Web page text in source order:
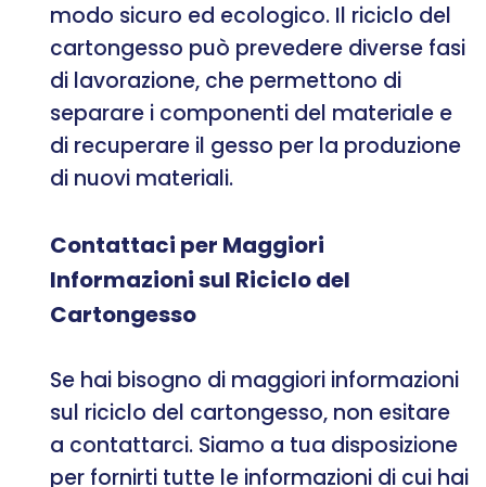
modo sicuro ed ecologico. Il riciclo del
cartongesso può prevedere diverse fasi
di lavorazione, che permettono di
separare i componenti del materiale e
di recuperare il gesso per la produzione
di nuovi materiali.
Contattaci per Maggiori
Informazioni sul Riciclo del
Cartongesso
Se hai bisogno di maggiori informazioni
sul riciclo del cartongesso, non esitare
a contattarci. Siamo a tua disposizione
per fornirti tutte le informazioni di cui hai